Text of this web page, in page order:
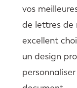
vos
de lettres de
excellent
un design